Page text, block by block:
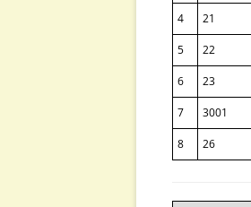
4 21
5 22
6 23
7 3001
8 26